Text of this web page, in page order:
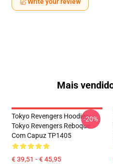
Mais
Tokyo Revengers Hoodies.
Tokyo Revengers Reboque
Com Capuz TP1405
€ 39,51 - € 45,95
-20%